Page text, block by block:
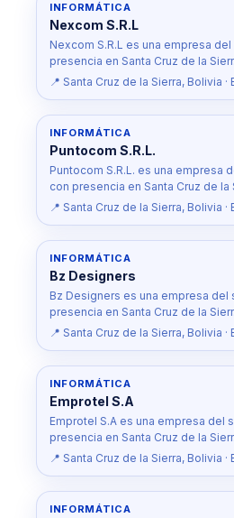
INFORMÁTICA
Nexcom S.R.L
Nexcom S.R.L es una empresa
presencia en Santa Cruz de la
📍 Santa Cruz de la Sierra, Bolivia ·
INFORMÁTICA
Puntocom S.R.L.
Puntocom S.R.L. es una empresa
con presencia en Santa Cruz de la
📍 Santa Cruz de la Sierra, Bolivia ·
INFORMÁTICA
Bz Designers
Bz Designers es una empresa del
presencia en Santa Cruz de la
📍 Santa Cruz de la Sierra, Bolivia ·
INFORMÁTICA
Emprotel S.A
Emprotel S.A es una empresa del
presencia en Santa Cruz de la
📍 Santa Cruz de la Sierra, Bolivia ·
INFORMÁTICA